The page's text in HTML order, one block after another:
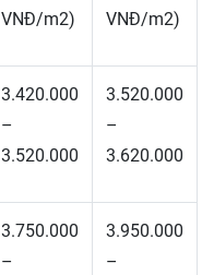
VNĐ/m2)
VNĐ/m2)
3.420.000
–
3.520.000
3.520.000
–
3.620.000
3.750.000
–
3.950.000
–